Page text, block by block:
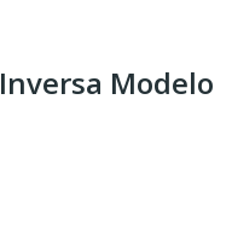
Modelo